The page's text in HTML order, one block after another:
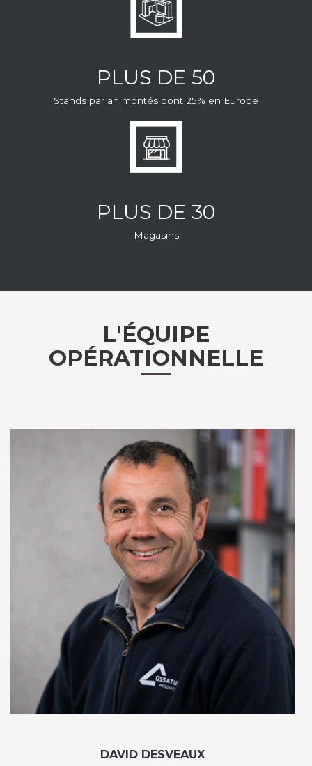
PLUS DE 50
Stands par an montés dont 25% en Europe
PLUS DE 30
Magasins
L'ÉQUIPE
OPÉRATIONNELLE
DAVID DESVEAUX